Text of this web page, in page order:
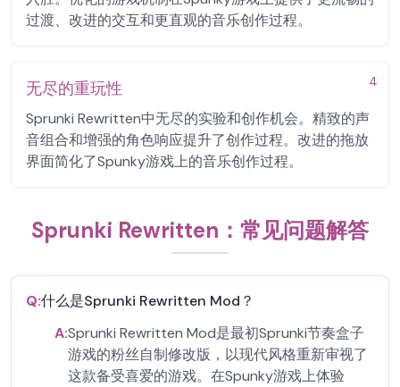
过渡、改进的交互和更直观的音乐创作过程。
4
无尽的重玩性
Sprunki Rewritten中无尽的实验和创作机会。精致的声
音组合和增强的角色响应提升了创作过程。改进的拖放
界面简化了Spunky游戏上的音乐创作过程。
Sprunki Rewritten：常见问题解答
Q:什么是Sprunki Rewritten Mod？
A:Sprunki Rewritten Mod是最初Sprunki节奏盒子
游戏的粉丝自制修改版，以现代风格重新审视了
这款备受喜爱的游戏。在Spunky游戏上体验